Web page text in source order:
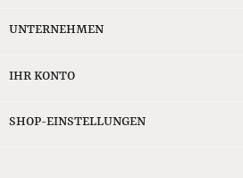
UNTERNEHMEN
IHR KONTO
SHOP-EINSTELLUNGEN